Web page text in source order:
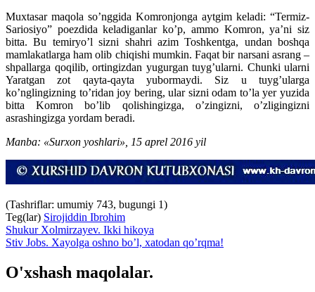
Muxtasar maqola so’nggida Komronjonga aytgim keladi: “Termiz-
Sariosiyo” poezdida keladiganlar ko’p, ammo Komron, ya’ni siz
bitta. Bu temiryo’l sizni shahri azim Toshkentga, undan boshqa
mamlakatlarga ham olib chiqishi mumkin. Faqat bir narsani asrang –
shpallarga qoqilib, ortingizdan yugurgan tuyg’ularni. Chunki ularni
Yaratgan zot qayta-qayta yubormaydi. Siz u tuyg’ularga
ko’nglingizning to’ridan joy bering, ular sizni odam to’la yer yuzida
bitta Komron bo’lib qolishingizga, o’zingizni, o’zligingizni
asrashingizga yordam beradi.
Manba: «Surxon yoshlari», 15 aprel 2016 yil
(Tashriflar: umumiy 743, bugungi 1)
Teg(lar) Sirojiddin Ibrohim
Shukur Xolmirzayev. Ikki hikoya
Stiv Jobs. Xayolga oshno bo’l, xatodan qo’rqma!
O'xshash maqolalar.